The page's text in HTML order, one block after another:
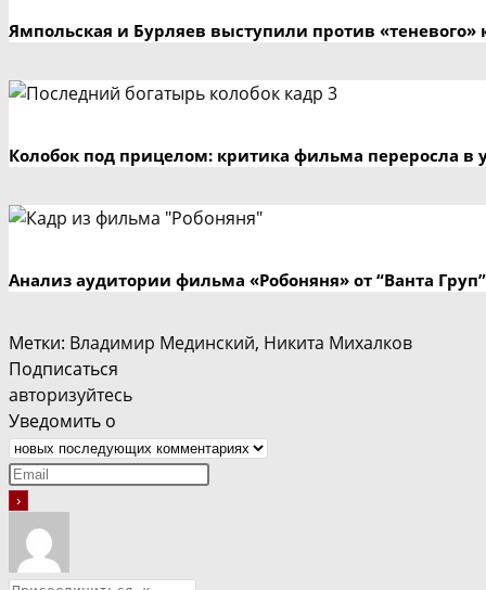
Ямпольская и Бурляев выступили против «теневого»
Колобок под прицелом: критика фильма переросла в
Анализ аудитории фильма «Робоняня» от “Ванта Груп”
Метки: Владимир Мединский, Никита Михалков
Подписаться
авторизуйтесь
Уведомить о